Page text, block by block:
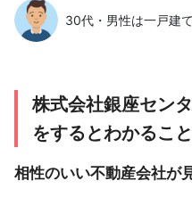
30代・男性は一戸建
株式会社銀座セン
をするとわかること
相性のいい不動産会社が